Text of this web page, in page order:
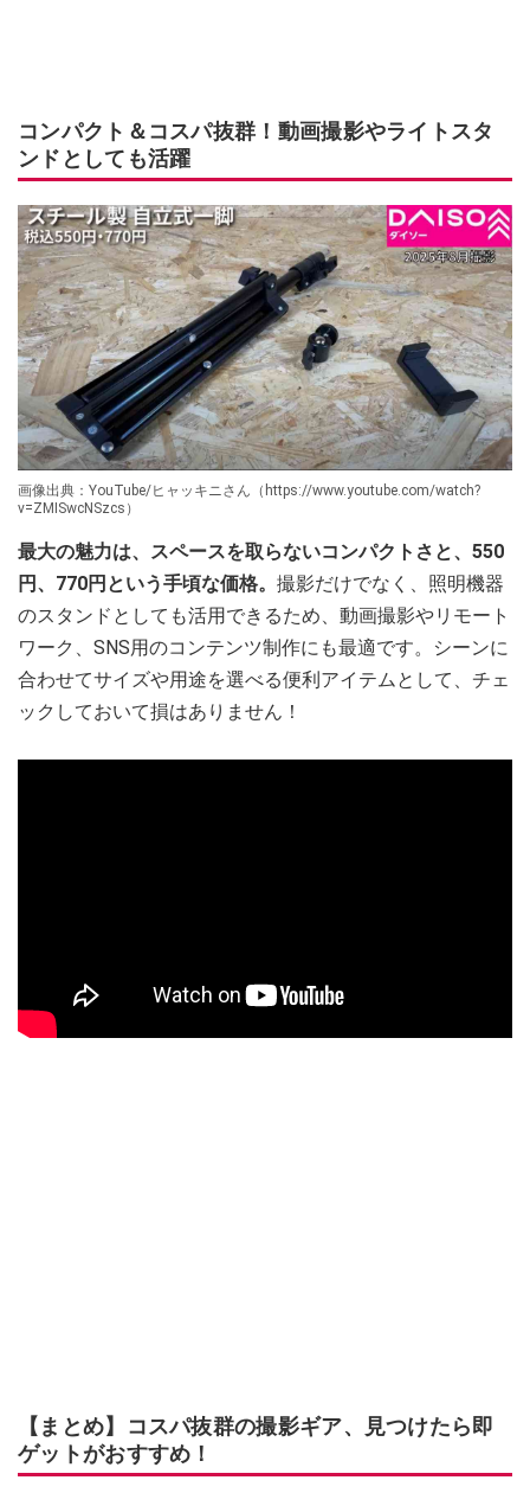
コンパクト＆コスパ抜群！動画撮影やライトスタ
ンドとしても活躍
画像出典：YouTube/ヒャッキニさん（https://www.youtube.com/watch?
v=ZMISwcNSzcs）
最大の魅力は、スペースを取らないコンパクトさと、550
円、770円という手頃な価格。 撮影だけでなく、照明機器
のスタンドとしても活用できるため、動画撮影やリモート
ワーク、SNS用のコンテンツ制作にも最適です。シーンに
合わせてサイズや用途を選べる便利アイテムとして、チェ
ックしておいて損はありません！
【まとめ】コスパ抜群の撮影ギア、見つけたら即
ゲットがおすすめ！